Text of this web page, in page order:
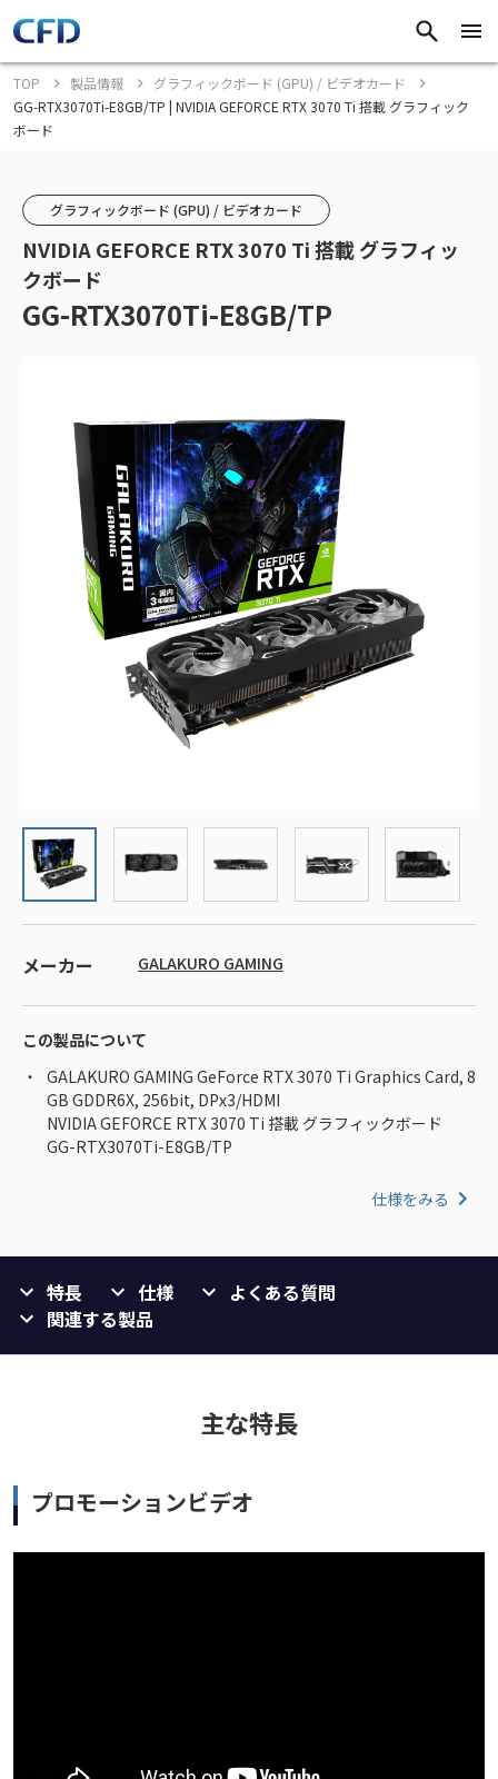
TOP 製品情報
グラフィックボード (GPU) / ビデオカード
GG-RTX3070Ti-E8GB/TP | NVIDIA GEFORCE RTX 3070 Ti 搭載 グラフィック
ボード
グラフィックボード (GPU) / ビデオカード
NVIDIA GEFORCE RTX 3070 Ti 搭載 グラフィッ
クボード
GG-RTX3070Ti-E8GB/TP
メーカー GALAKURO GAMING
この製品について
GALAKURO GAMING GeForce RTX 3070 Ti Graphics Card, 8
GB GDDR6X, 256bit, DPx3/HDMI
NVIDIA GEFORCE RTX 3070 Ti 搭載 グラフィックボード
GG-RTX3070Ti-E8GB/TP
仕様をみる
特長 仕様
よくある質問
関連する製品
主な特長
プロモーションビデオ